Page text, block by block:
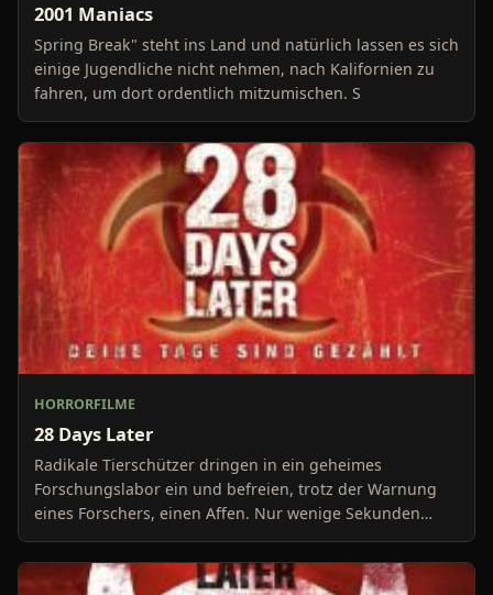
2001 Maniacs
Spring Break" steht ins Land und natürlich lassen es sich
einige Jugendliche nicht nehmen, nach Kalifornien zu
fahren, um dort ordentlich mitzumischen. S
HORRORFILME
28 Days Later
Radikale Tierschützer dringen in ein geheimes
Forschungslabor ein und befreien, trotz der Warnung
eines Forschers, einen Affen. Nur wenige Sekunden
später is